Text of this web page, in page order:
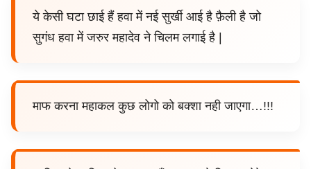
ये केसी घटा छाई हैं हवा में नई सुर्खी आई है फ़ैली है जो
सुगंध हवा में जरुर महादेव ने चिलम लगाई है |
माफ करना महाकल कुछ लोगो को बक्शा नही जाएगा…!!!